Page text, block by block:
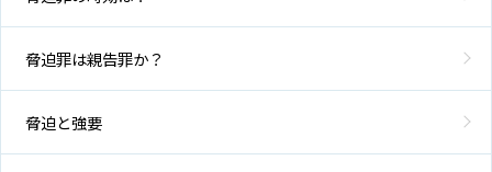
脅迫罪は親告罪か？
脅迫と強要